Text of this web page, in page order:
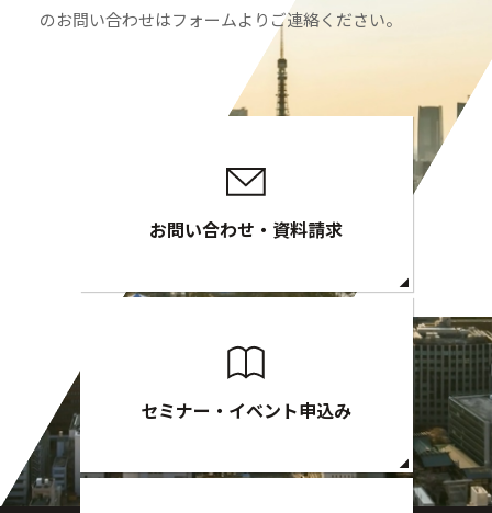
のお問い合わせはフォームよりご連絡ください。
お問い合わせ・資料請求
セミナー・イベント申込み